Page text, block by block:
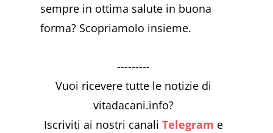
sempre in ottima salute in buona
forma? Scopriamolo insieme.
---------
Vuoi ricevere tutte le notizie di
vitadacani.info?
Iscriviti ai nostri canaliTelegram e